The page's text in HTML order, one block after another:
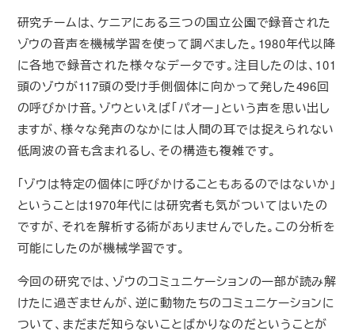
研究チームは、ケニアにある三つの国立公園で録音された
ゾウの音声を機械学習を使って調べました。1980年代以降
に各地で録音された様々なデータです。注目したのは、101
頭のゾウが117頭の受け手側個体に向かって発した496回
の呼びかけ音。ゾウといえば「パオー」という声を思い出し
ますが、様々な発声のなかには人間の耳では捉えられない
低周波の音も含まれるし、その構造も複雑です。
「ゾウは特定の個体に呼びかけることもあるのではないか」
ということは1970年代には研究者も気がついてはいたの
ですが、それを解析する術がありませんでした。この分析を
可能にしたのが機械学習です。
今回の研究では、ゾウのコミュニケーションの一部が読み解
けたに過ぎませんが、逆に動物たちのコミュニケーションに
ついて、まだまだ知らないことばかりなのだということが